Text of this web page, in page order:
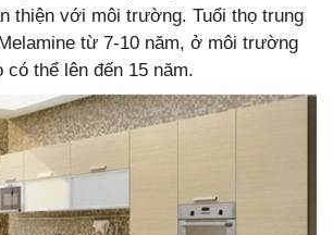
thiện với môi trường. Tuổi thọ trung
từ 7-10 năm, ở môi trường
có thể lên đến 15 năm.